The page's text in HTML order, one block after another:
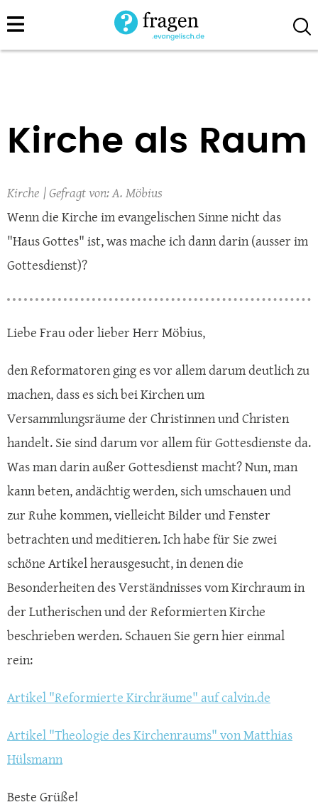
Direkt
zum
Kirche als Raum
Kirche
A. Möbius
Wenn die Kirche im evangelischen Sinne nicht das
"Haus Gottes" ist, was mache ich dann darin (ausser im
Gottesdienst)?
Liebe Frau oder lieber Herr Möbius,
den Reformatoren ging es vor allem darum deutlich zu
machen, dass es sich bei Kirchen um
Versammlungsräume der Christinnen und Christen
handelt. Sie sind darum vor allem für Gottesdienste da.
Was man darin außer Gottesdienst macht? Nun, man
kann beten, andächtig werden, sich umschauen und
zur Ruhe kommen, vielleicht Bilder und Fenster
betrachten und meditieren. Ich habe für Sie zwei
schöne Artikel herausgesucht, in denen die
Besonderheiten des Verständnisses vom Kirchraum in
der Lutherischen und der Reformierten Kirche
beschrieben werden. Schauen Sie gern hier einmal
rein:
Artikel "Reformierte Kirchräume" auf calvin.de
Artikel "Theologie des Kirchenraums" von Matthias
Hülsmann
Beste Grüße!